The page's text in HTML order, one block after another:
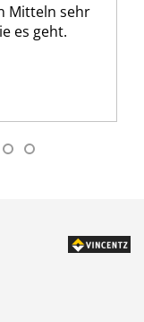
Mitteln sehr
es geht.